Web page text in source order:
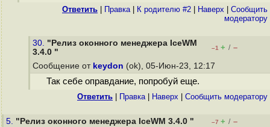
Ответить Правка| К родителю #2 Наверх
Cообщить
модератору
30. "Релиз оконного менеджера IceWM
3.4.0 "
–1 + / –
Сообщение от keydon (ok), 05-Июн-23, 12:17
Так себе оправдание, попробуй еще.
Ответить Правка| Наверх Cообщить модератору
5. "Релиз оконного менеджера IceWM 3.4.0 " –7 + / –